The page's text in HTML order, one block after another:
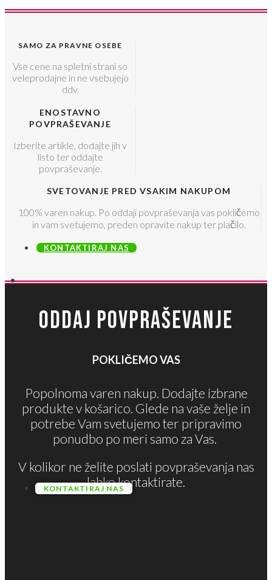
SAMO ZA PRAVNE OSEBE
Vse cene na spletni strani so
veleprodajne in ne vsebujejo
ddv.
ENOSTAVNO
POVPRAŠEVANJE
Izberite artikle, dodajte jih v
listo ter oddajte
povpraševanje.
SVETOVANJE PRED VSAKIM NAKUPOM
100% varen nakup. Po oddaji povpraševanja vas pokličemo
in vam svetujemo, preden opravite nakup ter plačilo.
KONTAKTIRAJ NAS
ODDAJ POVPRAŠEVANJE
POKLIČEMO VAS
Popolnoma varen nakup. Dodajte izbrane
produkte v košarico. Glede na vaše želje in
potrebe Vam svetujemo ter pripravimo
ponudbo po meri samo za Vas.
V kolikor ne želite poslati povpraševanja nas
lahko kontaktirate.
KONTAKTIRAJ NAS